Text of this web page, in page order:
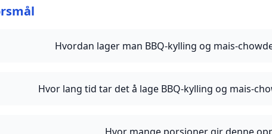
Hvordan lager man BBQ-kylling og mais-
Hvor lang tid tar det å lage BBQ-kylling og mais-